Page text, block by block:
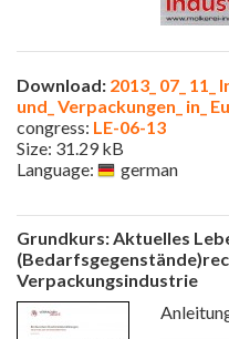
Download: 2013_ 07_
und_ Verpackungen_ in_
congress: LE-06-13
Size: 31.29 kB
Language:
german
Grundkurs: Aktuelles
Verpackungsindustrie